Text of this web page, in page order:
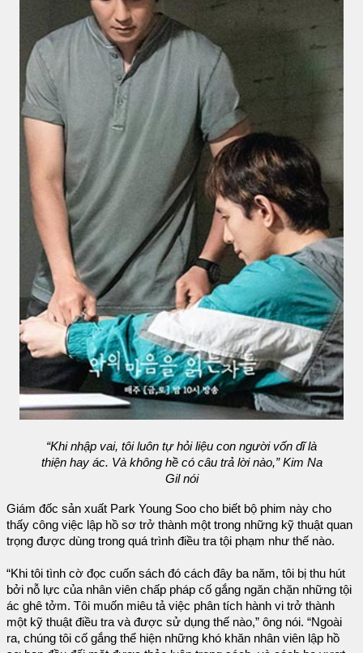
“Khi nhập vai, tôi luôn tự hỏi liệu con người vốn dĩ là
thiện hay ác. Và không hề có câu trả lời nào,” Kim Na
Gil nói
Giám đốc sản xuất Park Young Soo cho biết bộ phim này cho
thấy công việc lập hồ sơ trở thành một trong những kỹ thuật quan
trọng được dùng trong quá trình điều tra tội phạm như thế nào.
“Khi tôi tình cờ đọc cuốn sách đó cách đây ba năm, tôi bị thu hút
bởi nỗ lực của nhân viên chấp pháp cố gắng ngăn chặn những tội
ác ghê tởm. Tôi muốn miêu tả việc phân tích hành vi trở thành
một kỹ thuật điều tra và được sử dụng thế nào,” ông nói. “Ngoài
ra, chúng tôi cố gắng thể hiện những khó khăn nhân viên lập hồ